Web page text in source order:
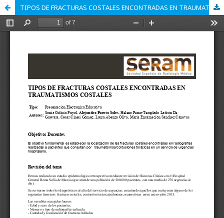
TIPOS DE FRACTURAS COSTALES ENCONTRADAS EN TRAUMATISMOS COSTALES